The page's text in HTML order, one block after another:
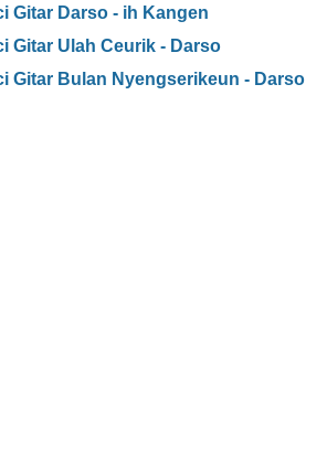
Gitar Darso - ih Kangen
Gitar Ulah Ceurik - Darso
Gitar Bulan Nyengserikeun - Darso